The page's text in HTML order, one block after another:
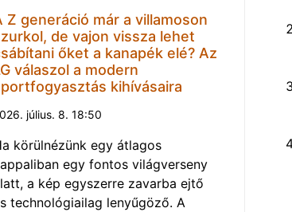
Z generáció már a villamoson
de vajon vissza lehet
őket a kanapék elé? Az
válaszol a modern
kihívásaira
július. 8. 18:50
körülnézünk egy átlagos
egy fontos világverseny
a kép egyszerre zavarba ejtő
technológiailag lenyűgöző. A